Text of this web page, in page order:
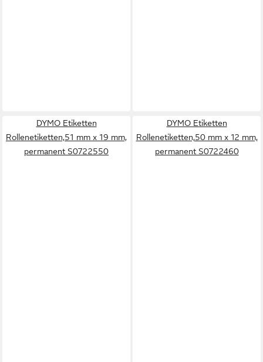
DYMO Etiketten
Rollenetiketten,51 mm x 19 mm,
permanent S0722550
DYMO Etiketten
Rollenetiketten,50 mm x 12 mm,
permanent S0722460